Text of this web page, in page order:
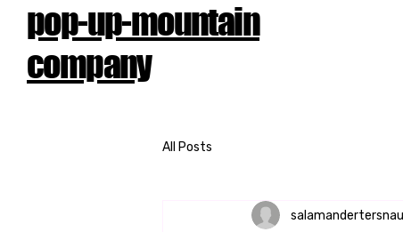
pop-up-mountain
company
All Posts